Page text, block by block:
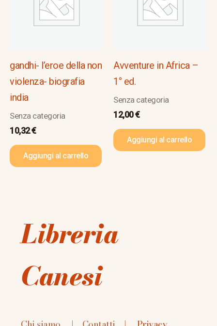
gandhi- l’eroe della non
violenza- biografia
india
Senza categoria
10,32€
Aggiungi al carrello
Avventure in Africa –
1° ed.
Senza categoria
12,00€
Aggiungi al carrello
Libreria
Canesi